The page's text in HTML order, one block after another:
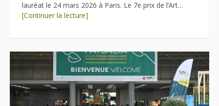
lauréat le 24 mars 2026 à Paris. Le 7e prix de l’Art…
[Continuer la lecture]